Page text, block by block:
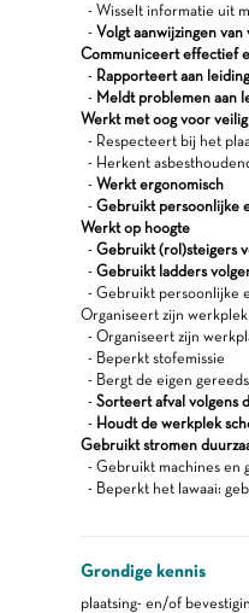
- Wisselt informatie uit
- Volgt aanwijzingen
Communiceert effectief
- Rapporteert aan
- Meldt problemen aan
Werkt met oog voor
- Respecteert bij het
- Herkent
- Werkt ergonomisch
- Gebruikt persoonlijke
Werkt op hoogte
- Gebruikt (rol)steigers
- Gebruikt ladders
- Gebruikt persoonlijke
Organiseert zijn
- Organiseert zijn
- Beperkt stofemissie
- Bergt de eigen
- Sorteert afval volgens
- Houdt de werkplek
Gebruikt stromen
- Gebruikt machines en
- Beperkt het lawaai:
Grondige kennis
plaatsing- en/of